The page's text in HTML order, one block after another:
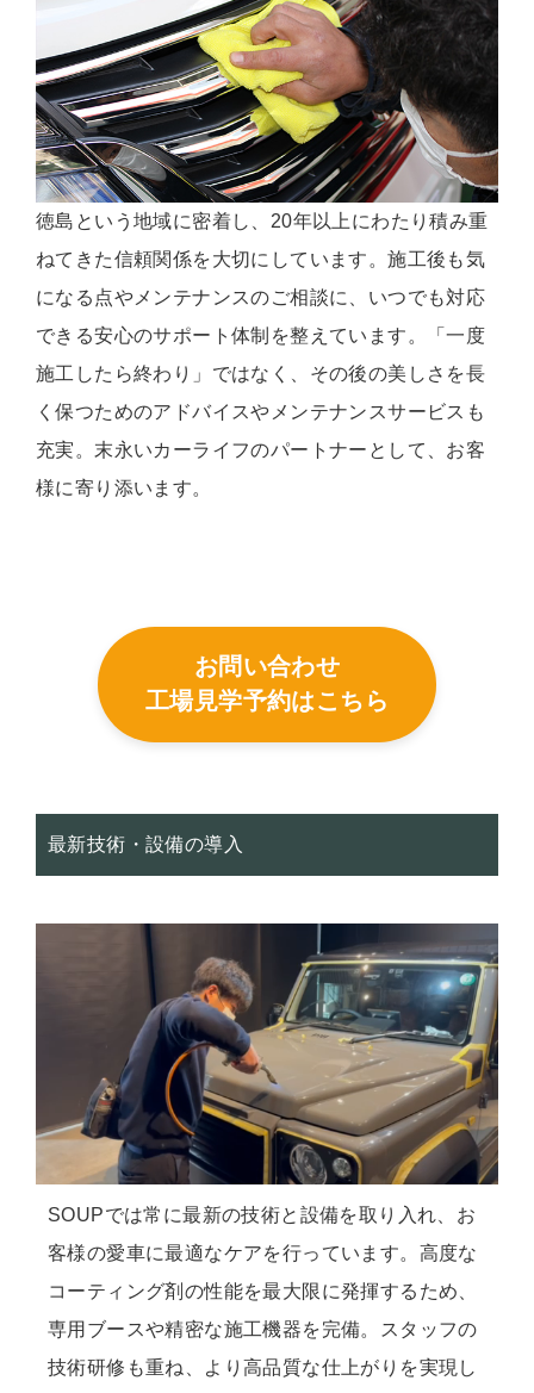
徳島という地域に密着し、20年以上にわたり積み重
ねてきた信頼関係を大切にしています。施工後も気
になる点やメンテナンスのご相談に、いつでも対応
できる安心のサポート体制を整えています。「一度
施工したら終わり」ではなく、その後の美しさを長
く保つためのアドバイスやメンテナンスサービスも
充実。末永いカーライフのパートナーとして、お客
様に寄り添います。
お問い合わせ
工場見学予約はこちら
最新技術・設備の導入
SOUPでは常に最新の技術と設備を取り入れ、お
客様の愛車に最適なケアを行っています。高度な
コーティング剤の性能を最大限に発揮するため、
専用ブースや精密な施工機器を完備。スタッフの
技術研修も重ね、より高品質な仕上がりを実現し